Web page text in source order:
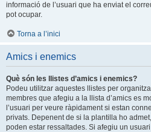
informació de l’usuari que ha enviat el
pot ocupar.
Torna a l’inici
Amics i enemics
Què són les llistes d’amics i enemics?
Podeu utilitzar aquestes llistes per
membres que afegiu a la llista d’amics es
l’usuari per veure ràpidament si estan
privats. Depenent de si la plantilla ho
poden estar ressaltades. Si afegiu un